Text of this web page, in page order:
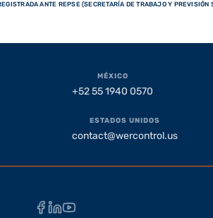
ANTE REPSE (SECRETARÍA DE TRABAJO Y
MÉXICO
+52 55 1940 0570
ESTADOS UNIDOS
contact@wercontrol.us